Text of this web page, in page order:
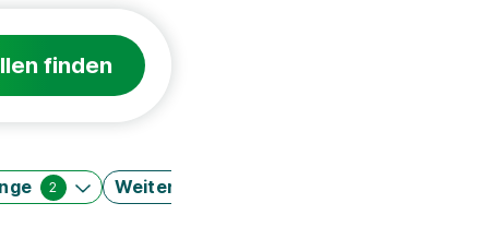
finden
2 Weitere Filter